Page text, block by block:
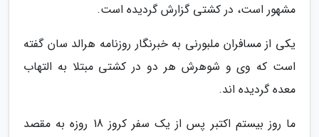
مشهور است، در کشتی گزارش گردیده است.
یکی از مسافران ملبورنی به خبرنگار روزنامه هرالد سان گفته
است که وی و شوهرش هر دو در کشتی مبتلا به التهاب
معده گردیده اند.
ما روز بیستم اکتبر پس از یک سفر کروز 18 روزه به مقصد